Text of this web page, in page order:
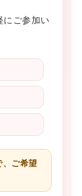
にご参加い
、ご希望